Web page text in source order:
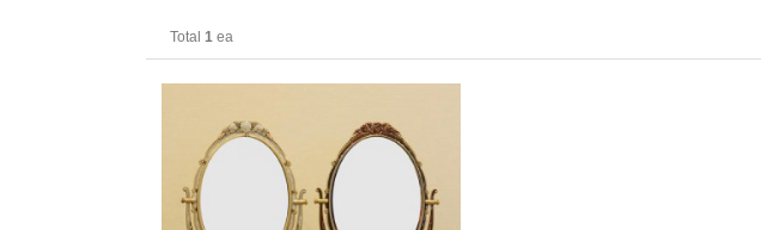
Total 1 ea